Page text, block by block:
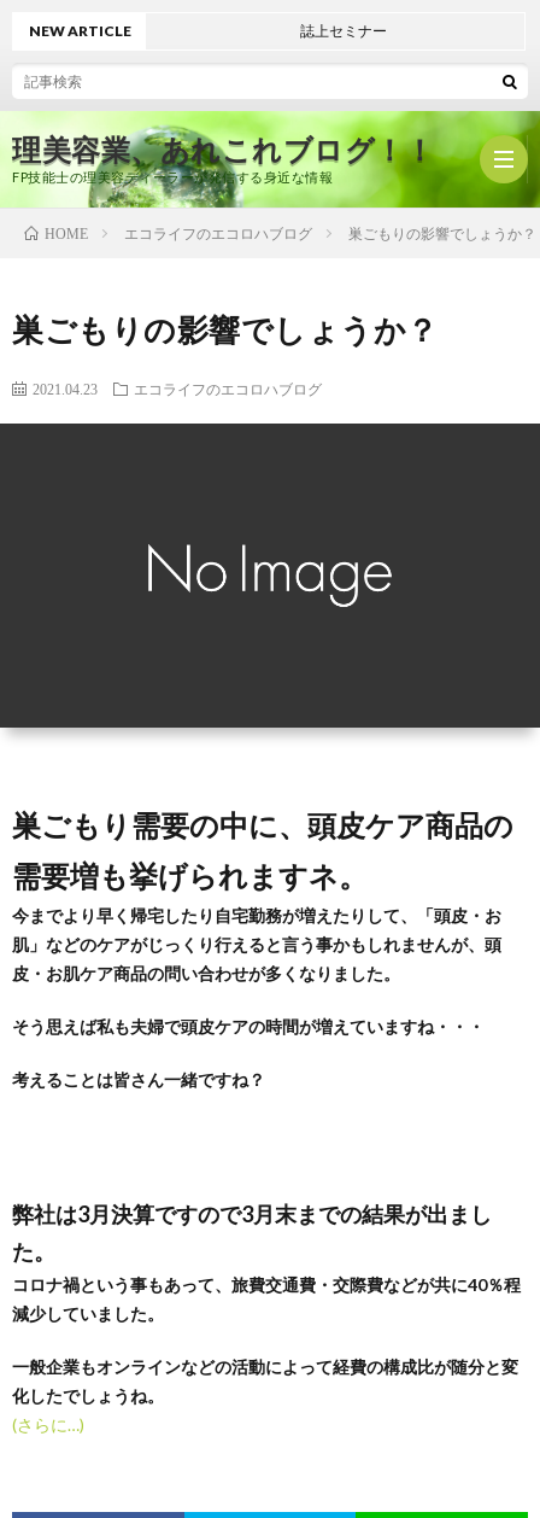
理美容業、あれこれブログ！！
FP技能士の理美容ディーラーが発信する身近な情報
ム
ロ
有
ラ
訪
NEW ARTICLE 誌上セミナー
HOME エコライフのエコロハブログ 巣ごもりの影響でしょうか？
巣ごもりの影響でしょうか？
2021.04.23 エコライフのエコロハブログ
巣ごもり需要の中に、頭皮ケア商品の
需要増も挙げられますネ。
今までより早く帰宅したり自宅勤務が増えたりして、「頭皮・お
肌」などのケアがじっくり行えると言う事かもしれませんが、頭
皮・お肌ケア商品の問い合わせが多くなりました。
そう思えば私も夫婦で頭皮ケアの時間が増えていますね・・・
考えることは皆さん一緒ですね？
弊社は3月決算ですので3月末までの結果が出まし
た。
コロナ禍という事もあって、旅費交通費・交際費などが共に40％程
減少していました。
一般企業もオンラインなどの活動によって経費の構成比が随分と変
化したでしょうね。
(さらに…)